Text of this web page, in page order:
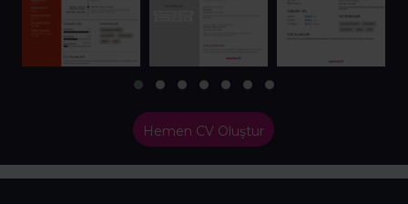
Hemen CV Oluştur